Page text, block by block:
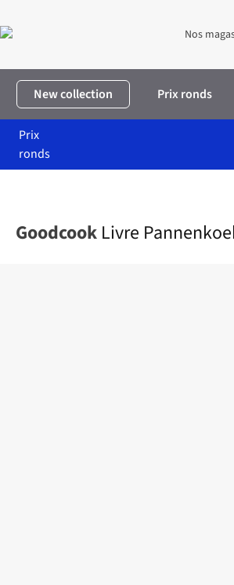
Nos
New collection Prix ronds
Prix
ronds
Goodcook Livre